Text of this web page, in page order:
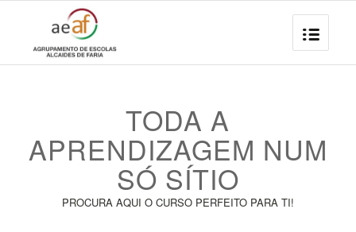
TODA A
APRENDIZAGEM NUM
SÓ SÍTIO
PROCURA AQUI O CURSO PERFEITO PARA TI!